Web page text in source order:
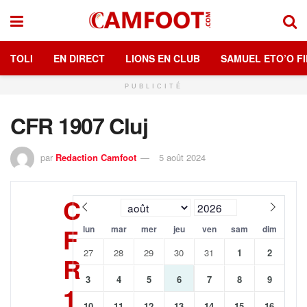
TOLI EN DIRECT LIONS EN CLUB SAMUEL ETO’O
PUBLICITÉ
CFR 1907 Cluj
par Redaction Camfoot 5 août 2024
C
F
R
1
lun mar mer jeu ven sam dim
27 28 29 30 31 1 2
3 4 5 6 7 8 9